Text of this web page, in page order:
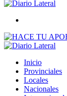
Inicio
Provinciales
Locales
Nacionales